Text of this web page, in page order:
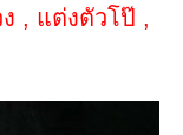
, แต่งตัวโป๊ ,